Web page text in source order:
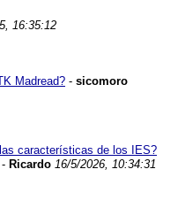
16:35:12
Madread? - sicomoro
características de los IES?
- Ricardo 16/5/2026, 10:34:31